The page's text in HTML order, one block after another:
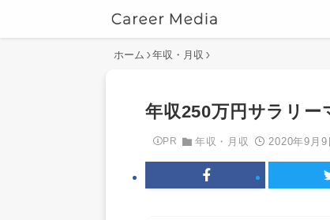
ホーム 年収・月収
年収250万円サラリ
PR 年収・月収 2020年9月9